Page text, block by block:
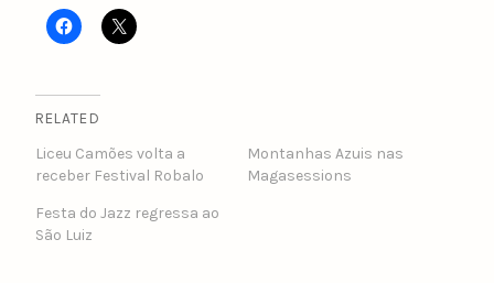
RELATED
Liceu Camões volta a
receber Festival Robalo
Montanhas Azuis nas
Magasessions
Festa do Jazz regressa ao
São Luiz